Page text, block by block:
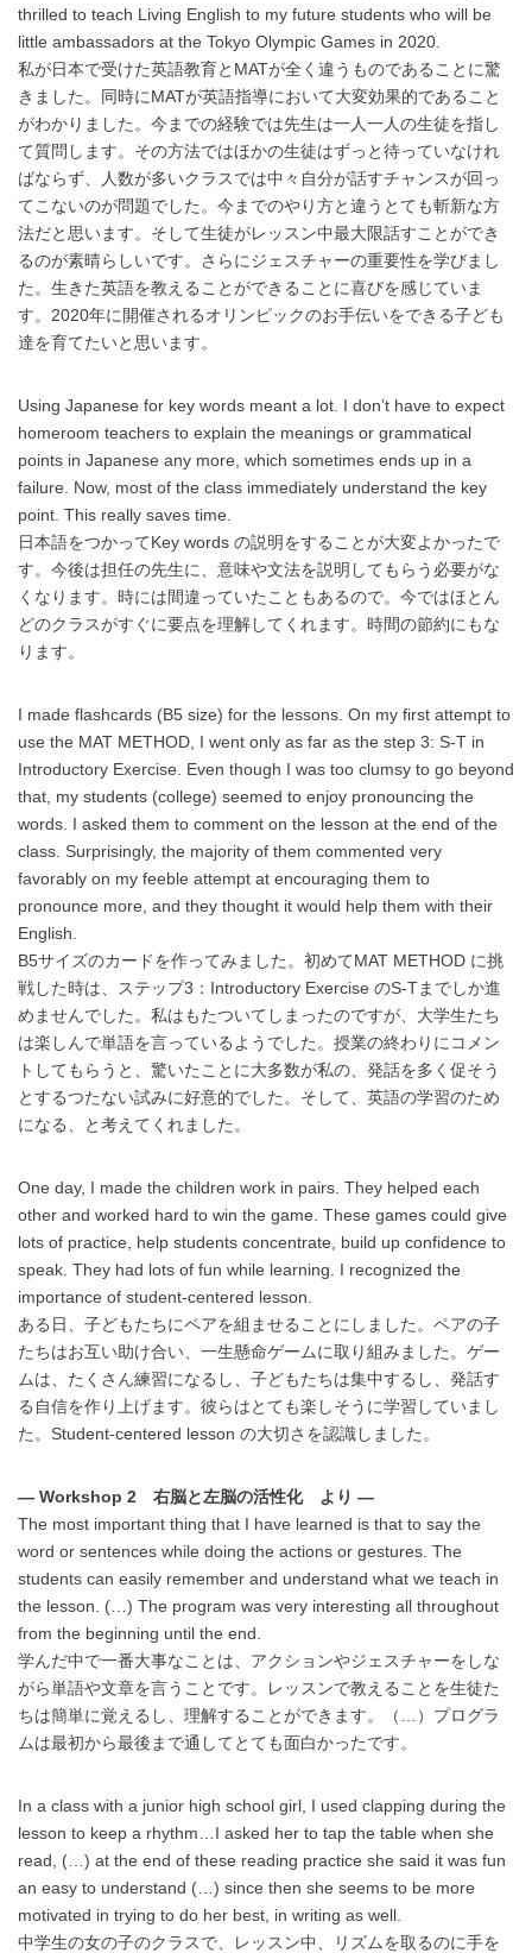
thrilled to teach Living English to my future students who will be
little ambassadors at the Tokyo Olympic Games in 2020.
私が日本で受けた英語教育とMATが全く違うものであることに驚
きました。同時にMATが英語指導において大変効果的であること
がわかりました。今までの経験では先生は一人一人の生徒を指し
て質問します。その方法ではほかの生徒はずっと待っていなけれ
ばならず、人数が多いクラスでは中々自分が話すチャンスが回っ
てこないのが問題でした。今までのやり方と違うとても斬新な方
法だと思います。そして生徒がレッスン中最大限話すことができ
るのが素晴らしいです。さらにジェスチャーの重要性を学びまし
た。生きた英語を教えることができることに喜びを感じていま
す。2020年に開催されるオリンピックのお手伝いをできる子ども
達を育てたいと思います。
Using Japanese for key words meant a lot. I don’t have to expect
homeroom teachers to explain the meanings or grammatical
points in Japanese any more, which sometimes ends up in a
failure. Now, most of the class immediately understand the key
point. This really saves time.
日本語をつかってKey words の説明をすることが大変よかったで
す。今後は担任の先生に、意味や文法を説明してもらう必要がな
くなります。時には間違っていたこともあるので。今ではほとん
どのクラスがすぐに要点を理解してくれます。時間の節約にもな
ります。
I made flashcards (B5 size) for the lessons. On my first attempt to
use the MAT METHOD, I went only as far as the step 3: S-T in
Introductory Exercise. Even though I was too clumsy to go beyond
that, my students (college) seemed to enjoy pronouncing the
words. I asked them to comment on the lesson at the end of the
class. Surprisingly, the majority of them commented very
favorably on my feeble attempt at encouraging them to
pronounce more, and they thought it would help them with their
English.
B5サイズのカードを作ってみました。初めてMAT METHOD に挑
戦した時は、ステップ3：Introductory Exercise のS-Tまでしか進
めませんでした。私はもたついてしまったのですが、大学生たち
は楽しんで単語を言っているようでした。授業の終わりにコメン
トしてもらうと、驚いたことに大多数が私の、発話を多く促そう
とするつたない試みに好意的でした。そして、英語の学習のため
になる、と考えてくれました。
One day, I made the children work in pairs. They helped each
other and worked hard to win the game. These games could give
lots of practice, help students concentrate, build up confidence to
speak. They had lots of fun while learning. I recognized the
importance of student-centered lesson.
ある日、子どもたちにペアを組ませることにしました。ペアの子
たちはお互い助け合い、一生懸命ゲームに取り組みました。ゲー
ムは、たくさん練習になるし、子どもたちは集中するし、発話す
る自信を作り上げます。彼らはとても楽しそうに学習していまし
た。Student-centered lesson の大切さを認識しました。
— Workshop 2 右脳と左脳の活性化 より —
The most important thing that I have learned is that to say the
word or sentences while doing the actions or gestures. The
students can easily remember and understand what we teach in
the lesson. (…) The program was very interesting all throughout
from the beginning until the end.
学んだ中で一番大事なことは、アクションやジェスチャーをしな
がら単語や文章を言うことです。レッスンで教えることを生徒た
ちは簡単に覚えるし、理解することができます。（…）プログラ
ムは最初から最後まで通してとても面白かったです。
In a class with a junior high school girl, I used clapping during the
lesson to keep a rhythm…I asked her to tap the table when she
read, (…) at the end of these reading practice she said it was fun
an easy to understand (…) since then she seems to be more
motivated in trying to do her best, in writing as well.
中学生の女の子のクラスで、レッスン中、リズムを取るのに手を